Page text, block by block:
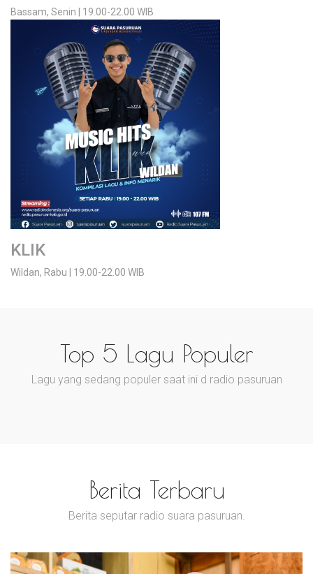
Bassam, Senin | 19.00-22.00 WIB
KLIK
Wildan, Rabu | 19.00-22.00 WIB
Top 5 Lagu Populer
Lagu yang sedang populer saat ini d radio pasuruan
Berita Terbaru
Berita seputar radio suara pasuruan.